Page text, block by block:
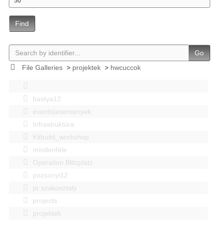
Find
Go
File Galleries> projektek> hwcuccok
bastya12
events|esemenyek
Infrastruktúra
Kitbuild_workshop
mindenféle
Operation Blitzplatz
pozsonyi12
pr szakosztaly
projects
projektek